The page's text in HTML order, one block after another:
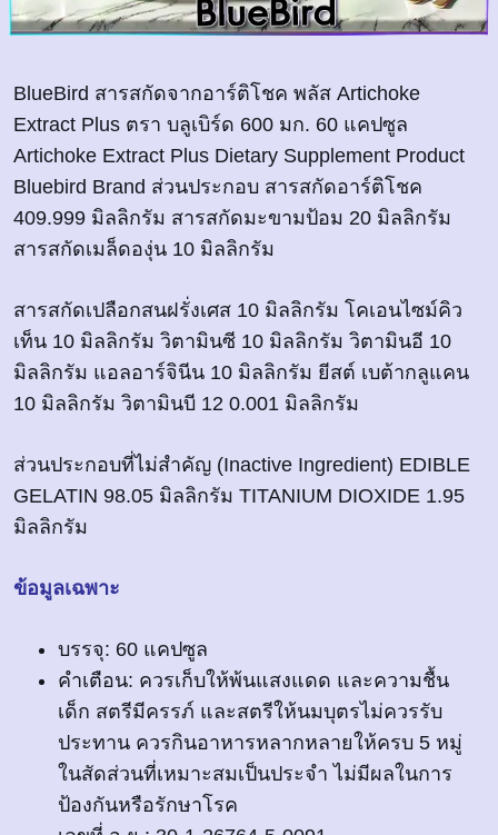
BlueBird สารสกัดจากอาร์ติโชค พลัส Artichoke
Extract Plus ตรา บลูเบิร์ด 600 มก. 60 แคปซูล
Artichoke Extract Plus Dietary Supplement Product
Bluebird Brand ส่วนประกอบ สารสกัดอาร์ติโชค
409.999 มิลลิกรัม สารสกัดมะขามป้อม 20 มิลลิกรัม
สารสกัดเมล็ดองุ่น 10 มิลลิกรัม
สารสกัดเปลือกสนฝรั่งเศส 10 มิลลิกรัม โคเอนไซม์คิว
เท็น 10 มิลลิกรัม วิตามินซี 10 มิลลิกรัม วิตามินอี 10
มิลลิกรัม แอลอาร์จินีน 10 มิลลิกรัม ยีสต์ เบต้ากลูแคน
10 มิลลิกรัม วิตามินบี 12 0.001 มิลลิกรัม
ส่วนประกอบที่ไม่สำคัญ (Inactive Ingredient) EDIBLE
GELATIN 98.05 มิลลิกรัม TITANIUM DIOXIDE 1.95
มิลลิกรัม
ข้อมูลเฉพาะ
บรรจุ: 60 แคปซูล
คำเตือน: ควรเก็บให้พ้นแสงแดด และความชื้น
เด็ก สตรีมีครรภ์ และสตรีให้นมบุตรไม่ควรรับ
ประทาน ควรกินอาหารหลากหลายให้ครบ 5 หมู่
ในสัดส่วนที่เหมาะสมเป็นประจำ ไม่มีผลในการ
ป้องกันหรือรักษาโรค